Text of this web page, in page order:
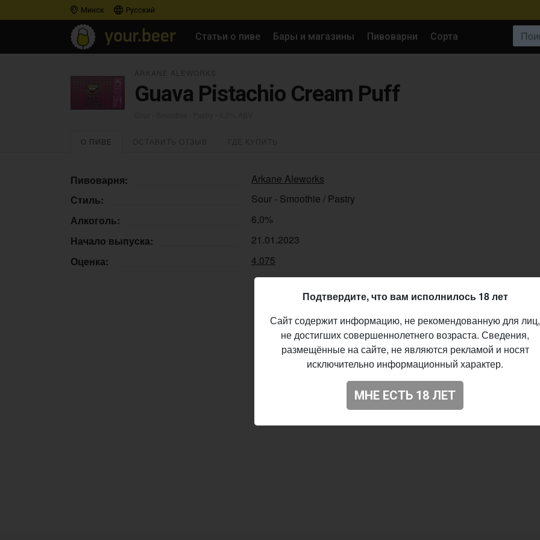
Минск Русский
Статьи о пиве Бары и магазины Пивоварни Сорта
Guava Pistachio Cream Puff
О ПИВЕ
Пивоварня:
Arkane Aleworks
Стиль:
Sour - Smoothie / Pastry
Алкоголь:
6,0%
Начало выпуска:
21.01.2023
Оценка:
4.075
Подтвердите, что вам исполнилось 18 лет
Сайт содержит информацию, не рекомендованную для лиц,
не достигших совершеннолетнего возраста. Сведения,
размещённые на сайте, не являются рекламой и носят
исключительно информационный характер.
МНЕ ЕСТЬ 18 ЛЕТ